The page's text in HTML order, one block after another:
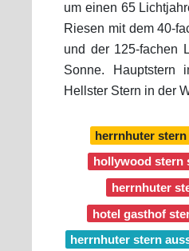
um einen 65
Riesen mit dem 40-
und der 125-fachen
Sonne. Hauptstern
Hellster Stern in der
herrnhuter
hollywood stern
herrnhuter
hotel gasthof
herrnhuter stern